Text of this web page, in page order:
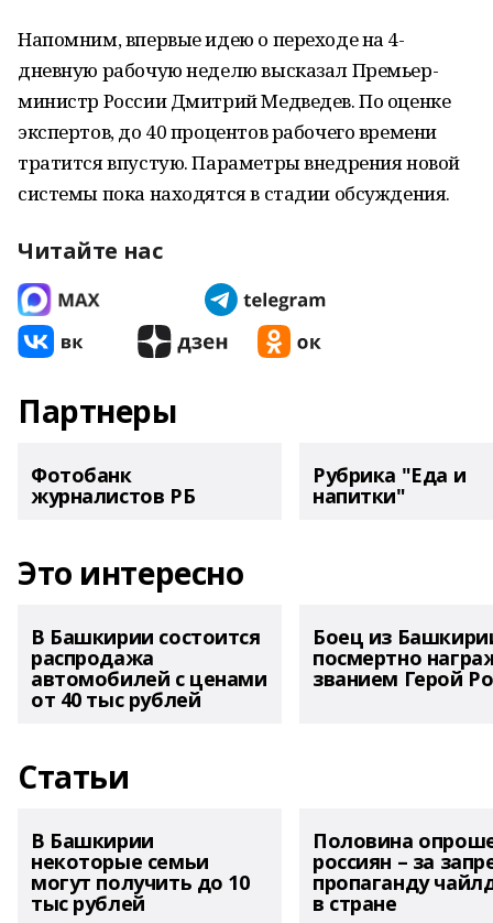
Напомним, впервые идею о переходе на 4-
дневную рабочую неделю высказал Премьер-
министр России Дмитрий Медведев. По оценке
экспертов, до 40 процентов рабочего времени
тратится впустую. Параметры внедрения новой
системы пока находятся в стадии обсуждения.
Читайте нас
Партнеры
Фотобанк
журналистов РБ
Рубрика "Еда и
напитки"
Это интересно
В Башкирии состоится
распродажа
автомобилей с ценами
от 40 тыс рублей
Боец из
посмертно
званием Герой
Статьи
В Башкирии
некоторые семьи
могут получить до 10
тыс рублей
Половина
россиян – за
пропаганду
в стране